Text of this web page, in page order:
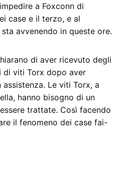
a Foxconn di
case e il terzo, e al
avvenendo in queste ore.
di aver ricevuto degli
di viti Torx dopo aver
Le viti Torx, a
hanno bisogno di un
trattate. Così facendo
il fenomeno dei case fai-